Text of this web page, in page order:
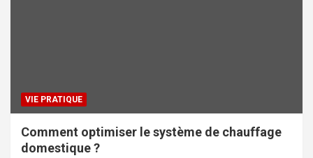
VIE PRATIQUE
Comment optimiser le système de chauffage
domestique ?